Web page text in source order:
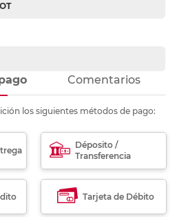
Comentarios
los siguientes métodos de pago:
Déposito /
Transferencia
Tarjeta de Débito